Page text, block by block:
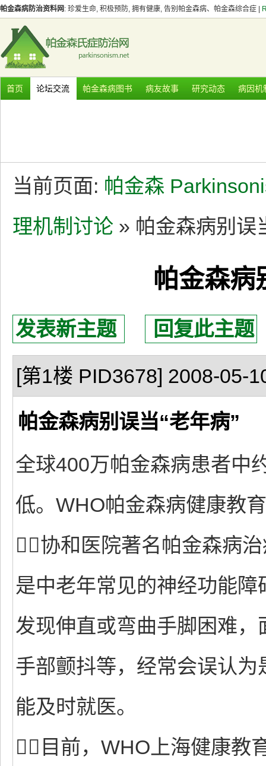
帕金森病防治资料网 : 珍爱生命, 积极预防, 拥有健康, 告别帕金森病、帕金森综合症 |
首页 论坛交流 帕金森病图书 病友故事 研究动态 病因机
当前页面: 帕金森
理机制讨论 » 帕金森病别误
帕金森病
发表新主题 回复此主题
[第1楼 PID3678] 2008-05-
帕金森病别误当“老年病”
全球400万帕金森病患者中
低。WHO帕金森病健康教
协和医院著名帕金森病
是中老年常见的神经功能
发现伸直或弯曲手脚困难
手部颤抖等，经常会误认为
能及时就医。
目前，WHO上海健康教